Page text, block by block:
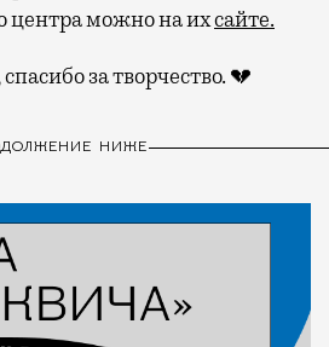
центра можно на ихсайте.
за творчество. 💔
НИЖЕ